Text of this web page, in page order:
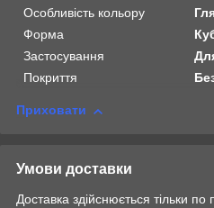
Особливість кольору
Форма
Застосування
Покриття
Приховати
Умови доставки
Доставка здійснюється тільки по